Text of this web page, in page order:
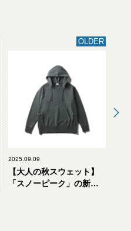
OLDER
2025.09.09
【大人の秋スウェット】
「スノーピーク」の新作